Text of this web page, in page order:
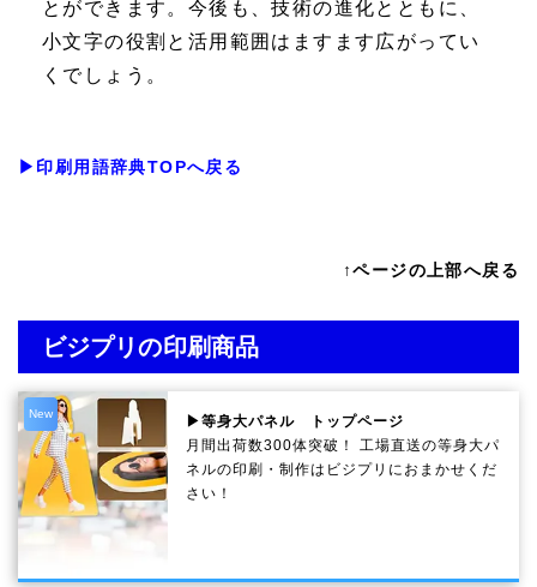
とができます。今後も、技術の進化とともに、
小文字の役割と活用範囲はますます広がってい
くでしょう。
▶印刷用語辞典TOPへ戻る
↑ページの上部へ戻る
ビジプリの印刷商品
New
▶等身大パネル トップページ
月間出荷数300体突破！ 工場直送の等身大パ
ネルの印刷・制作は ビジプリ におまかせくだ
さい！